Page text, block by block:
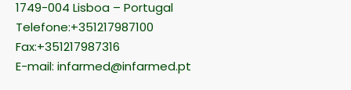
1749-004 Lisboa – Portugal
Telefone:+351217987100
Fax:+351217987316
E-mail: infarmed@infarmed.pt